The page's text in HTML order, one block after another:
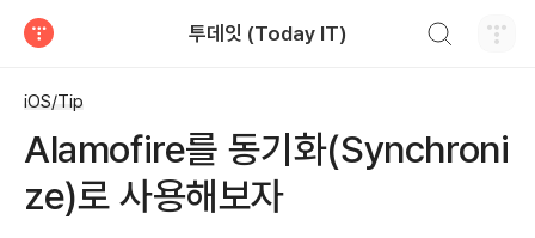
투데잇 (Today IT)
iOS/Tip
Alamofire를 동기화(Synchroni
ze)로 사용해보자